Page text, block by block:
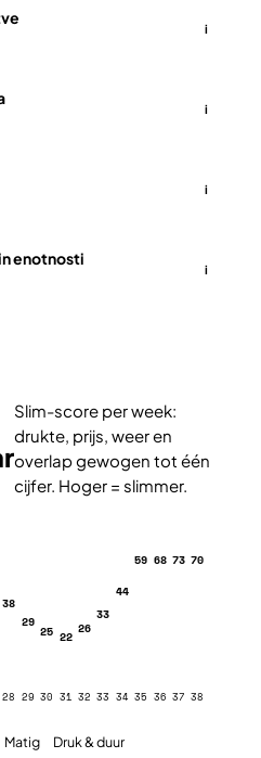
i
i
i
enotnosti
i
Slim-score per week:
drukte, prijs, weer en
overlap gewogen tot één
cijfer. Hoger = slimmer.
38
28
29
29
25
30
22
31
26
32
33
33
44
34
59
35
68
36
73
37
70
38
Matig Druk & duur